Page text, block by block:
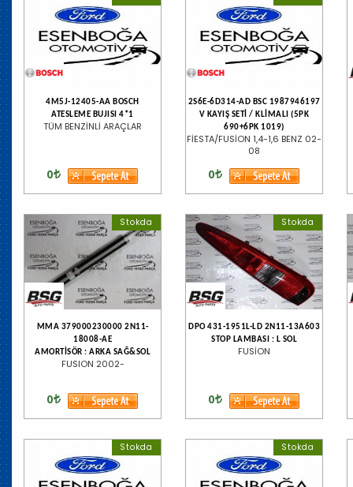
4M5J-12405-AA BOSCH
ATESLEME BUJISI 4*1
TÜM BENZİNLİ ARAÇLAR
0
2S6E-6D314-AD BSC 1987946197
V KAYIŞ SETİ / KLİMALI (5PK
690+6PK 1019)
FİESTA/FUSİON 1,4-1,6 BENZ 02-
08
0
Stokda
MMA 379000230000 2N11-
18008-AE
AMORTİSÖR : ARKA SAĞ&SOL
FUSION 2002-
0
Stokda
DPO 431-1951L-LD 2N11-13A603
STOP LAMBASI : L SOL
FUSİON
0
Stokda Stokda